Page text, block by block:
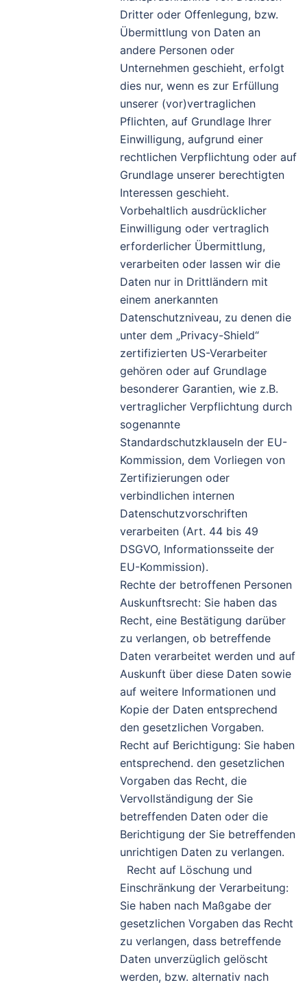
Dritter oder Offenlegung, bzw.
Übermittlung von Daten an
andere Personen oder
Unternehmen geschieht, erfolgt
dies nur, wenn es zur Erfüllung
unserer (vor)vertraglichen
Pflichten, auf Grundlage Ihrer
Einwilligung, aufgrund einer
rechtlichen Verpflichtung oder auf
Grundlage unserer berechtigten
Interessen geschieht.
Vorbehaltlich ausdrücklicher
Einwilligung oder vertraglich
erforderlicher Übermittlung,
verarbeiten oder lassen wir die
Daten nur in Drittländern mit
einem anerkannten
Datenschutzniveau, zu denen die
unter dem „Privacy-Shield“
zertifizierten US-Verarbeiter
gehören oder auf Grundlage
besonderer Garantien, wie z.B.
vertraglicher Verpflichtung durch
sogenannte
Standardschutzklauseln der EU-
Kommission, dem Vorliegen von
Zertifizierungen oder
verbindlichen internen
Datenschutzvorschriften
verarbeiten (Art. 44 bis 49
DSGVO, Informationsseite der
EU-Kommission).
Rechte der betroffenen Personen
Auskunftsrecht: Sie haben das
Recht, eine Bestätigung darüber
zu verlangen, ob betreffende
Daten verarbeitet werden und auf
Auskunft über diese Daten sowie
auf weitere Informationen und
Kopie der Daten entsprechend
den gesetzlichen Vorgaben.
Recht auf Berichtigung: Sie haben
entsprechend. den gesetzlichen
Vorgaben das Recht, die
Vervollständigung der Sie
betreffenden Daten oder die
Berichtigung der Sie betreffenden
unrichtigen Daten zu verlangen.
Recht auf Löschung und
Einschränkung der Verarbeitung:
Sie haben nach Maßgabe der
gesetzlichen Vorgaben das Recht
zu verlangen, dass betreffende
Daten unverzüglich gelöscht
werden, bzw. alternativ nach